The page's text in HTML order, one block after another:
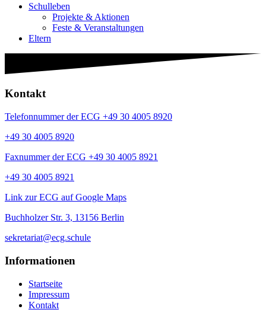
Schulleben
Projekte & Aktionen
Feste & Veranstaltungen
Eltern
Kontakt
Telefonnummer der ECG +49 30 4005 8920
+49 30 4005 8920
Faxnummer der ECG +49 30 4005 8921
+49 30 4005 8921
Link zur ECG auf Google Maps
Buchholzer Str. 3, 13156 Berlin
sekretariat@ecg.schule
Informationen
Startseite
Impressum
Kontakt